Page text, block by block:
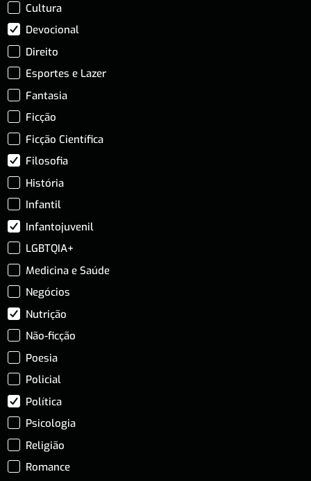
Cultura
Devocional
Direito
Esportes e Lazer
Fantasia
Ficção
Ficção Científica
Filosofia
História
Infantil
Infantojuvenil
LGBTQIA+
Medicina e Saúde
Negócios
Nutrição
Não-ficção
Poesia
Policial
Política
Psicologia
Religião
Romance